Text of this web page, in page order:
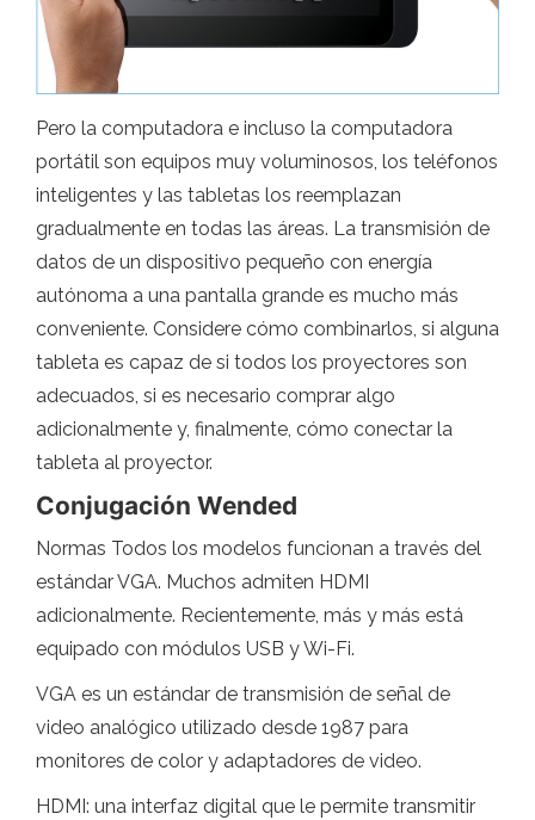
Pero la computadora e incluso la computadora
portátil son equipos muy voluminosos, los teléfonos
inteligentes y las tabletas los reemplazan
gradualmente en todas las áreas. La transmisión de
datos de un dispositivo pequeño con energía
autónoma a una pantalla grande es mucho más
conveniente. Considere cómo combinarlos, si alguna
tableta es capaz de si todos los proyectores son
adecuados, si es necesario comprar algo
adicionalmente y, finalmente, cómo conectar la
tableta al proyector.
Conjugación Wended
Normas Todos los modelos funcionan a través del
estándar VGA. Muchos admiten HDMI
adicionalmente. Recientemente, más y más está
equipado con módulos USB y Wi-Fi.
VGA es un estándar de transmisión de señal de
video analógico utilizado desde 1987 para
monitores de color y adaptadores de video.
HDMI: una interfaz digital que le permite transmitir